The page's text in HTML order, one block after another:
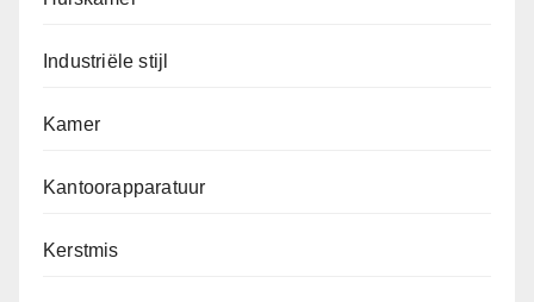
Industriële stijl
Kamer
Kantoorapparatuur
Kerstmis